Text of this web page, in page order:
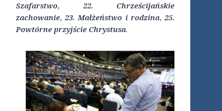
Szafarstwo, 22. Chrześcijańskie
zachowanie,23. Małżeństwo i rodzina, 25.
Powtórne przyjście Chrystusa.